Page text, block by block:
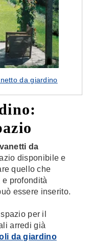
da giardino
da
disponibile e
quello che
profondità
essere inserito.
per il
arredi già
da giardino